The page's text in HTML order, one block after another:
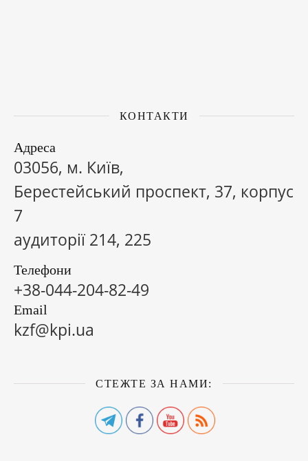
КОНТАКТИ
Адреса
03056, м. Київ,
Берестейський проспект, 37, корпус
7
аудиторії 214, 225
Телефони
+38-044-204-82-49
Email
kzf@kpi.ua
СТЕЖТЕ ЗА НАМИ: